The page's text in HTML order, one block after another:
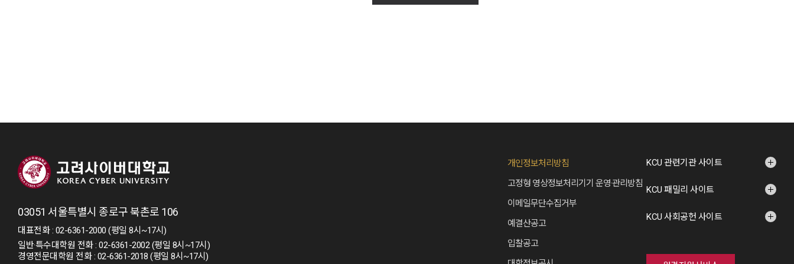
03051 서울특별시 종로구 북촌로 106
대표전화 : 02-6361-2000 (평일 8시~17시)
일반·특수대학원 전화 : 02-6361-2002 (평일 8시~17시)
경영전문대학원 전화 : 02-6361-2018 (평일 8시~17시)
개인정보처리방침
고정형 영상정보처리기기 운영·관리방침
이메일무단수집거부
예결산공고
입찰공고
KCU 관련기관 사이트
KCU 패밀리 사이트
KCU 사회공헌 사이트